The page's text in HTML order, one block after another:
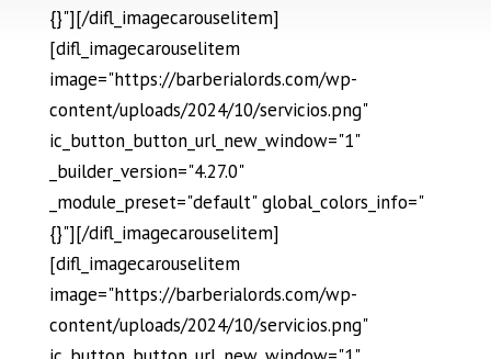
{}"][/difl_imagecarouselitem]
[difl_imagecarouselitem
image="https://barberialords.com/wp-
content/uploads/2024/10/servicios.png"
ic_button_button_url_new_window="1"
_builder_version="4.27.0"
_module_preset="default" global_colors_info="
{}"][/difl_imagecarouselitem]
[difl_imagecarouselitem
image="https://barberialords.com/wp-
content/uploads/2024/10/servicios.png"